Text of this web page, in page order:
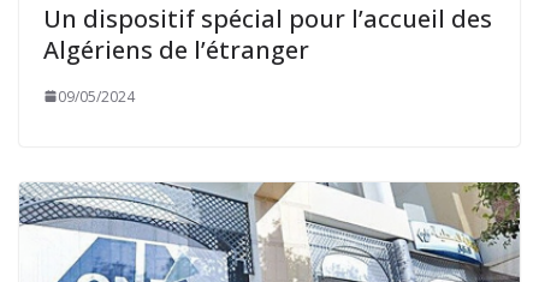
Un dispositif spécial pour l’accueil des
Algériens de l’étranger
09/05/2024